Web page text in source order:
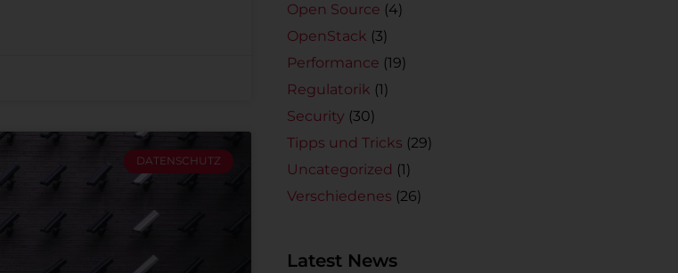
DATENSCHUTZ
Open Source (4)
OpenStack (3)
Performance (19)
Regulatorik (1)
Security (30)
Tipps und Tricks (29)
Uncategorized (1)
Verschiedenes (26)
Latest News